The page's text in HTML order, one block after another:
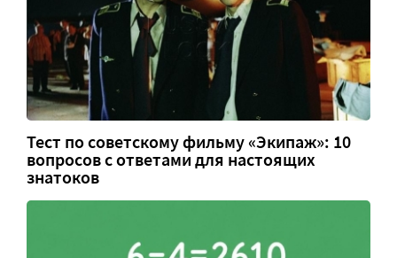
Тест по советскому фильму «Экипаж»: 10
вопросов с ответами для настоящих
знатоков